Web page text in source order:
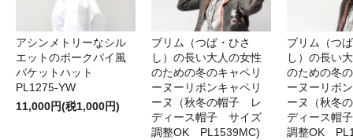
アシンメトリーなシル
エットのポークパイ風
バケットハット
PL1275-YW
11,000円(税1,000円)
ブリム（つば・ひさ
し）の長い大人の女性
のための冬のキャペリ
ーヌーリボンキャペリ
ーヌ（秋冬の帽子 レ
ディース帽子 サイズ
調整OK PL1539MC)
ブリム（つ
し）の長い
のための冬
ーヌーリボ
ーヌ（秋冬
ディース帽
調整OK